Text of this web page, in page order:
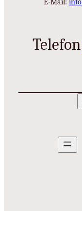
E-Mail:
Telefon